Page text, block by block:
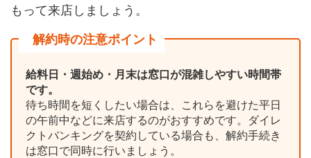
もって来店しましょう。
解約時の注意ポイント
給料日・週始め・月末は窓口が混雑しやすい時間帯
です。
待ち時間を短くしたい場合は、これらを避けた平日
の午前中などに来店するのがおすすめです。ダイレ
クトバンキングを契約している場合も、解約手続き
は窓口で同時に行いましょう。